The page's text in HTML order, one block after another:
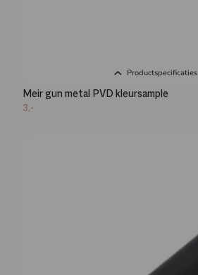
Productspecificaties
Meir gun metal PVD kleursample
3,-